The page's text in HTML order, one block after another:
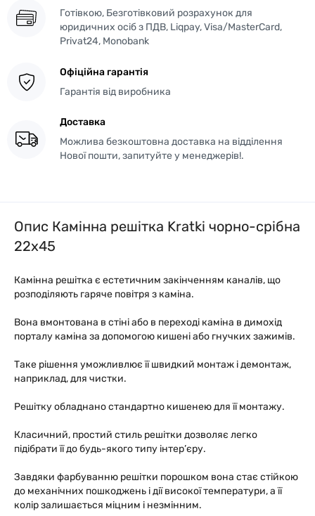
Готівкою, Безготівковий розрахунок для
юридичних осіб з ПДВ, Liqpay, Visa/MasterCard,
Privat24, Monobank
Офіційна гарантія
Гарантія від виробника
Доставка
Можлива безкоштовна доставка на відділення
Нової пошти, запитуйте у менеджерів!.
Опис Камінна решітка Kratki чорно-срібна
22x45
Камінна решітка є естетичним закінченням каналів, що
розподіляють гаряче повітря з каміна.
Вона вмонтована в стіні або в переході каміна в димохід
порталу каміна за допомогою кишені або гнучких зажимів.
Таке рішення уможливлює її швидкий монтаж і демонтаж,
наприклад, для чистки.
Решітку обладнано стандартно кишенею для її монтажу.
Класичний, простий стиль решітки дозволяє легко
підібрати її до будь-якого типу інтер’єру.
Завдяки фарбуванню решітки порошком вона стає стійкою
до механічних пошкоджень і дії високої температури, а її
колір залишається міцним і незмінним.